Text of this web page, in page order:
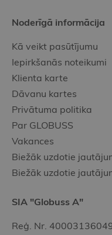
Noderīgā informācija
Kā veikt pasūtījumu
Iepirkšanās noteikumi
Klienta karte
Dāvanu kartes
Privātuma politika
Par GLOBUSS
Vakances
Biežāk uzdotie
Biežāk uzdotie
SIA "Globuss A"
Reģ. Nr.